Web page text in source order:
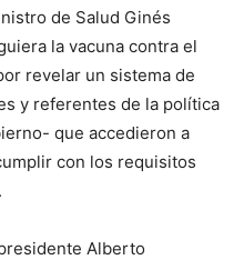
de Salud Ginés
la vacuna contra el
revelar un sistema de
y referentes de la política
que accedieron a
con los requisitos
Alberto